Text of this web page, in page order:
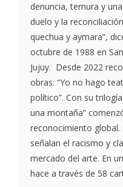
denuncia, ternura y
duelo y la
quechua y aymara”,
octubre de 1988 en
Jujuy. Desde 2022
obras: “Yo no hago
político”. Con su
una montaña”
reconocimiento global.
señalan el racismo y
mercado del arte. En
hace a través de 58